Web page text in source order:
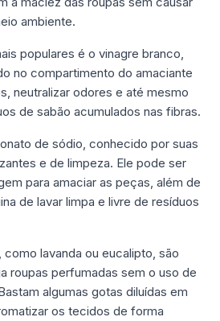
ambiente.
populares é o vinagre branco,
no compartimento do amaciante
neutralizar odores e até mesmo
de sabão acumulados nas fibras.
de sódio, conhecido por suas
e de limpeza. Ele pode ser
para amaciar as peças, além de
de lavar limpa e livre de resíduos
lavanda ou eucalipto, são
roupas perfumadas sem o uso de
algumas gotas diluídas em
os tecidos de forma